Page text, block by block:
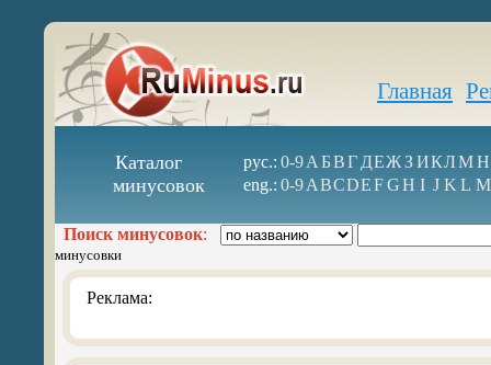
Главная
Каталог
минусовок
рус.: 0-9А БВГ ДЕЖ З ИКЛМН
eng.: 0-9ABCDEFGH I J K L M
Поиск минусовок:
минусовки
Реклама: